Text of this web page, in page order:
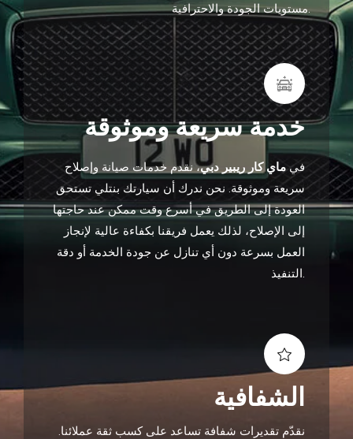
مستويات الجودة والاحترافية.
خدمة سريعة وموثوقة
فيماي كار ريبير دبي، نقدم خدمات صيانة وإصلاح
سريعة وموثوقة. نحن ندرك أن سيارتك بنتلي تستحق
العودة إلى الطريق في أسرع وقت ممكن عند حاجتها
إلى الإصلاح، لذلك يعمل فريقنا بكفاءة عالية لإنجاز
العمل بسرعة دون أي تنازل عن جودة الخدمة أو دقة
التنفيذ.
الشفافية
نقدّم تقديرات شفافة تساعد على كسب ثقة عملائنا.